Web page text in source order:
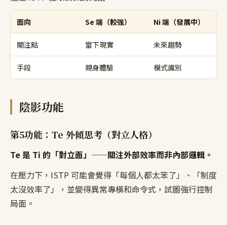
面向 Se 端（較強） Ni 端（發展中）
關注點 當下現實 未來趨勢
手段 親身體驗 模式識別
陰影功能
第5功能：Te 外傾思考（對立人格）
Te 是 Ti 的「對立面」——關注外部效率而非內部邏輯。
在壓力下，ISTP 可能會覺得「每個人都太笨了」、「制度
太沒效率了」，並變得異常專橫和命令式，試圖強行控制
局面。